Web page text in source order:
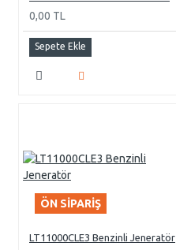
0,00 TL
Sepete Ekle
ÖN SIPARIŞ
LT11000CLE3 Benzinli Jeneratör